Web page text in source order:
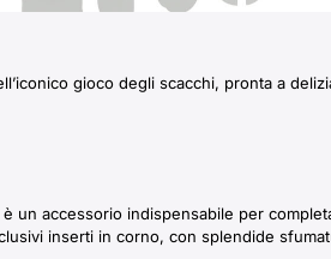
gioco degli scacchi, pronta a
un accessorio indispensabile per
inserti in corno, con splendide